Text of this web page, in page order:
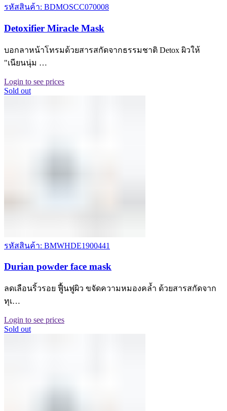
รหัสสินค้า: BDMOSCC070008
Detoxifier Miracle Mask
บอกลาหน้าโทรมด้วยสารสกัดจากธรรมชาติ Detox ผิวให้
"เนียนนุ่ม …
Login to see prices
Sold out
รหัสสินค้า: BMWHDE1900441
Durian powder face mask
ลดเลือนริ้วรอย ฟูื้นฟูผิว ขจัดความหมองคล้ำ ด้วยสารสกัดจาก
ทุเ…
Login to see prices
Sold out